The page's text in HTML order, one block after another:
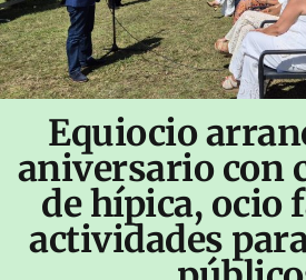
Equiocio
aniversario con
de hípica, ocio
actividades